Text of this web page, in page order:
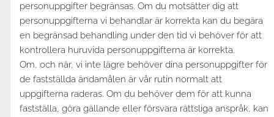
personuppgifter begränsas. Om du motsätter dig att
personuppgifterna vi behandlar är korrekta kan du begära
en begränsad behandling under den tid vi behöver för att
kontrollera huruvida personuppgifterna är korrekta.
Om, och när, vi inte lägre behöver dina personuppgifter för
de fastställda ändamålen är vår rutin normalt att
uppgifterna raderas. Om du behöver dem för att kunna
fastställa, göra gällande eller försvara rättsliga anspråk, kan